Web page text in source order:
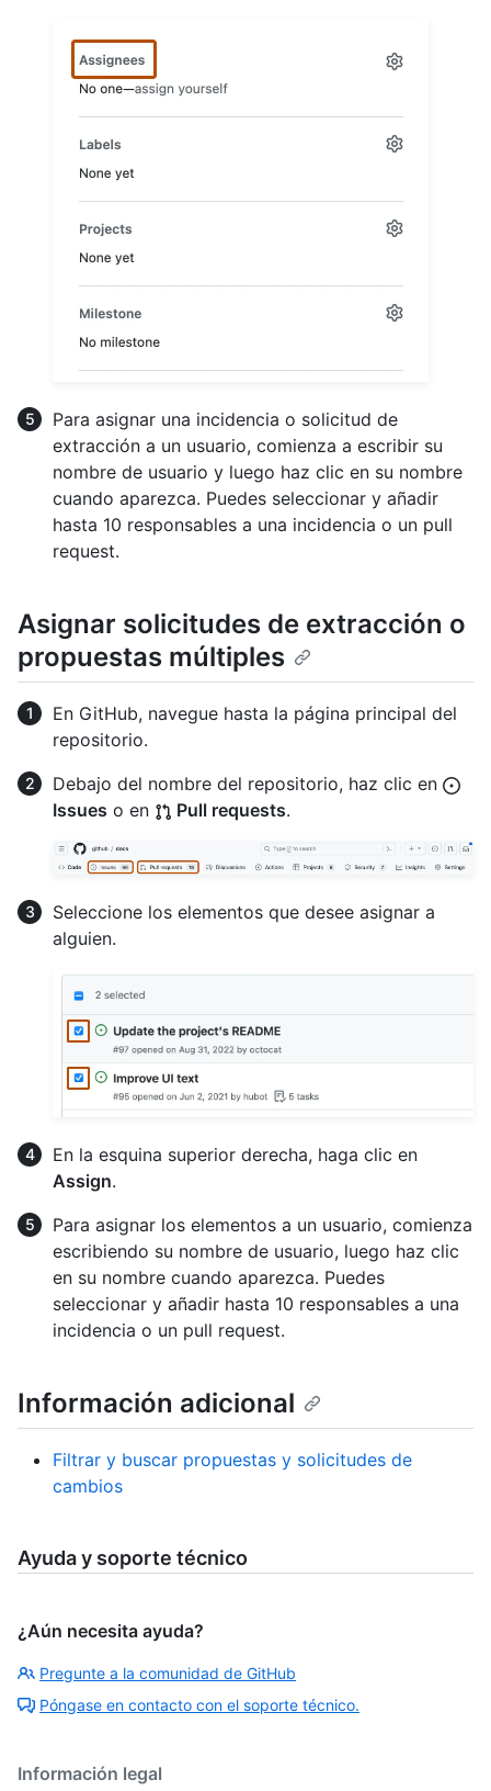
Para asignar una incidencia o solicitud de
extracción a un usuario, comienza a escribir su
nombre de usuario y luego haz clic en su nombre
cuando aparezca. Puedes seleccionar y añadir
hasta 10 responsables a una incidencia o un pull
request.
Asignar solicitudes de extracción o
propuestas múltiples
En GitHub, navegue hasta la página principal del
repositorio.
Debajo del nombre del repositorio, haz clic en
Issues o en Pull requests.
Seleccione los elementos que desee asignar a
alguien.
En la esquina superior derecha, haga clic en
Assign.
Para asignar los elementos a un usuario, comienza
escribiendo su nombre de usuario, luego haz clic
en su nombre cuando aparezca. Puedes
seleccionar y añadir hasta 10 responsables a una
incidencia o un pull request.
Información adicional
Filtrar y buscar propuestas y solicitudes de
cambios
Ayuda y soporte técnico
¿Aún necesita ayuda?
Pregunte a la comunidad de GitHub
Póngase en contacto con el soporte técnico.
Información legal